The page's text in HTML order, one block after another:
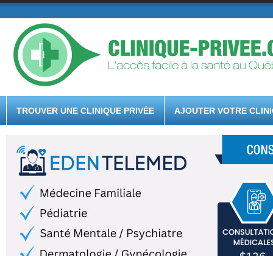
TROUVER UNE CLINIQUE PRIVÉE AJOUTER VOTRE